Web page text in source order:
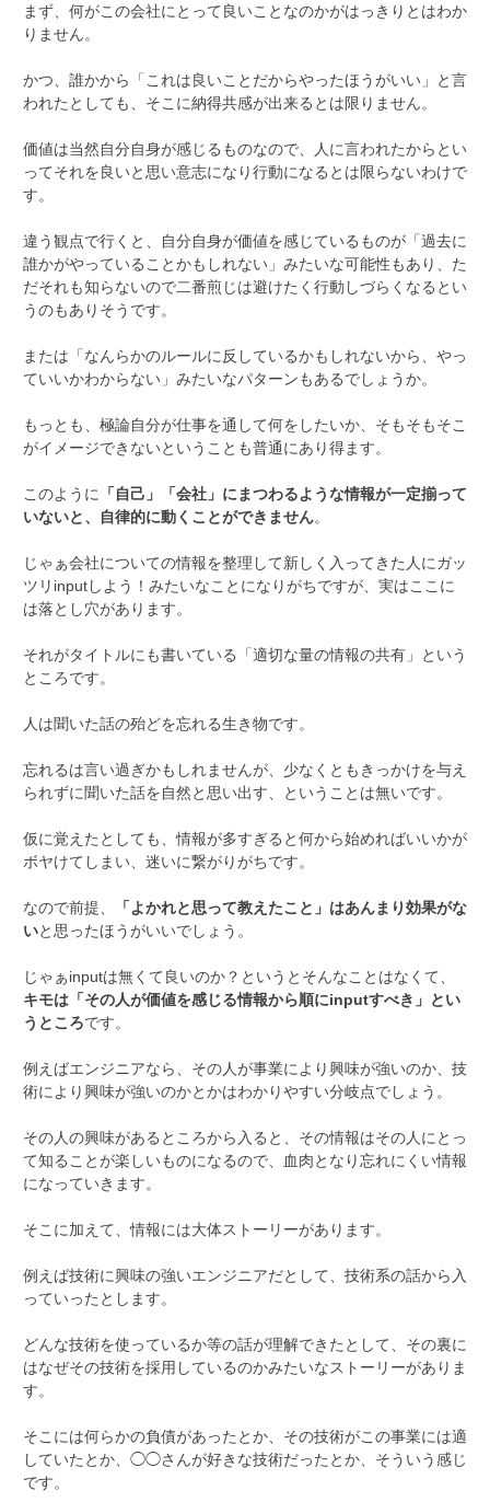
まず、何がこの会社にとって良いことなのかがはっきりとはわか
りません。
かつ、誰かから「これは良いことだからやったほうがいい」と言
われたとしても、そこに納得共感が出来るとは限りません。
価値は当然自分自身が感じるものなので、人に言われたからとい
ってそれを良いと思い意志になり行動になるとは限らないわけで
す。
違う観点で行くと、自分自身が価値を感じているものが「過去に
誰かがやっていることかもしれない」みたいな可能性もあり、た
だそれも知らないので二番煎じは避けたく行動しづらくなるとい
うのもありそうです。
または「なんらかのルールに反しているかもしれないから、やっ
ていいかわからない」みたいなパターンもあるでしょうか。
もっとも、極論自分が仕事を通して何をしたいか、そもそもそこ
がイメージできないということも普通にあり得ます。
このように
「自己」「会社」にまつわるような情報が一定揃って
いないと、自律的に動くことができません。
じゃぁ会社についての情報を整理して新しく入ってきた人にガッ
ツリinputしよう！みたいなことになりがちですが、実はここに
は落とし穴があります。
それがタイトルにも書いている「適切な量の情報の共有」という
ところです。
人は聞いた話の殆どを忘れる生き物です。
忘れるは言い過ぎかもしれませんが、少なくともきっかけを与え
られずに聞いた話を自然と思い出す、ということは無いです。
仮に覚えたとしても、情報が多すぎると何から始めればいいかが
ボヤけてしまい、迷いに繋がりがちです。
なので前提、
「よかれと思って教えたこと」はあんまり効果がな
いと思ったほうがいいでしょう。
じゃぁinputは無くて良いのか？というとそんなことはなくて、
キモは「その人が価値を感じる情報から順にinputすべき」とい
うところです。
例えばエンジニアなら、その人が事業により興味が強いのか、技
術により興味が強いのかとかはわかりやすい分岐点でしょう。
その人の興味があるところから入ると、その情報はその人にとっ
て知ることが楽しいものになるので、血肉となり忘れにくい情報
になっていきます。
そこに加えて、情報には大体ストーリーがあります。
例えば技術に興味の強いエンジニアだとして、技術系の話から入
っていったとします。
どんな技術を使っているか等の話が理解できたとして、その裏に
はなぜその技術を採用しているのかみたいなストーリーがありま
す。
そこには何らかの負債があったとか、その技術がこの事業には適
していたとか、◯◯さんが好きな技術だったとか、そういう感じ
です。